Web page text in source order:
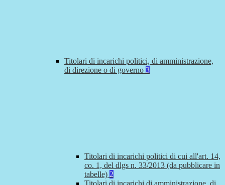
Titolari di incarichi politici, di amministrazione,
di direzione o di governo 3
Titolari di incarichi politici di cui all'art. 14,
co. 1, del dlgs n. 33/2013 (da pubblicare in
tabelle) 2